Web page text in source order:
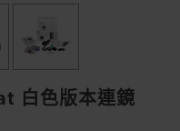
白色版本連鏡